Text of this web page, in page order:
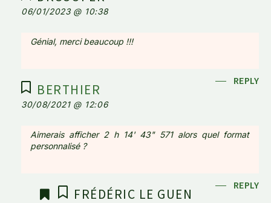
06/01/2023 @ 10:38
Génial, merci beaucoup !!!
BERTHIER
30/08/2021 @ 12:06
Aimerais afficher 2 h 14' 43" 571 alors quel format
personnalisé ?
REPLY
FRÉDÉRIC LE GUEN
REPLY